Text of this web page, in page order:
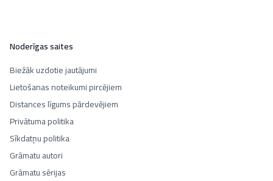
Noderīgas saites
Biežāk uzdotie jautājumi
Lietošanas noteikumi pircējiem
Distances līgums pārdevējiem
Privātuma politika
Sīkdatņu politika
Grāmatu autori
Grāmatu sērijas